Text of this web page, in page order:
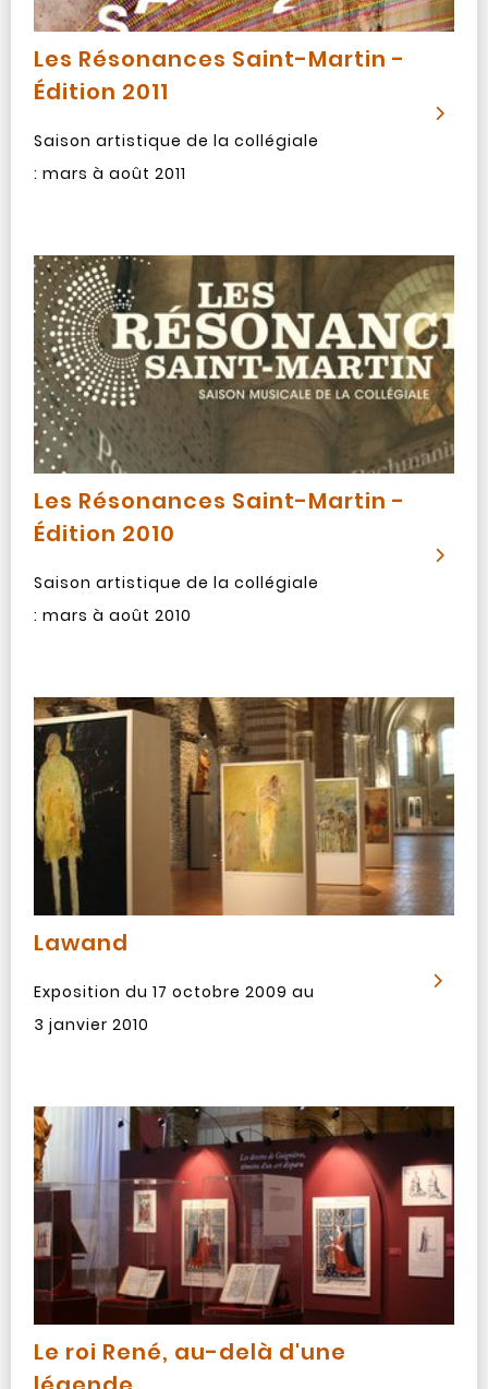
Les Résonances Saint-Martin -
Édition 2011
Saison artistique de la collégiale
: mars à août 2011
Les Résonances Saint-Martin -
Édition 2010
Saison artistique de la collégiale
: mars à août 2010
Lawand
Exposition du 17 octobre 2009 au
3 janvier 2010
Le roi René, au-delà d'une